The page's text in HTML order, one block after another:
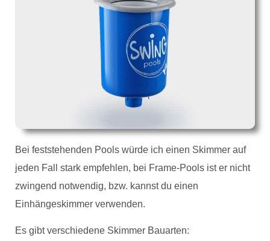
Bei feststehenden Pools würde ich einen Skimmer auf
jeden Fall stark empfehlen, bei Frame-Pools ist er nicht
zwingend notwendig, bzw. kannst du einen
Einhängeskimmer verwenden.
Es gibt verschiedene Skimmer Bauarten: